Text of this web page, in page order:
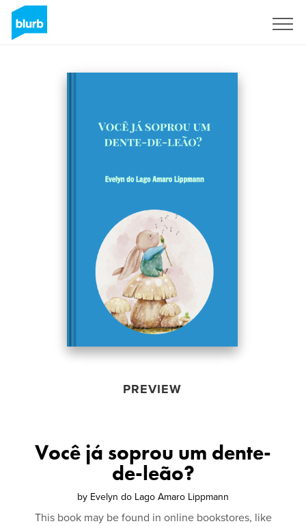
PREVIEW
Você já soprou um dente-
de-leão?
by Evelyn do Lago Amaro Lippmann
This book may be found in online bookstores, like